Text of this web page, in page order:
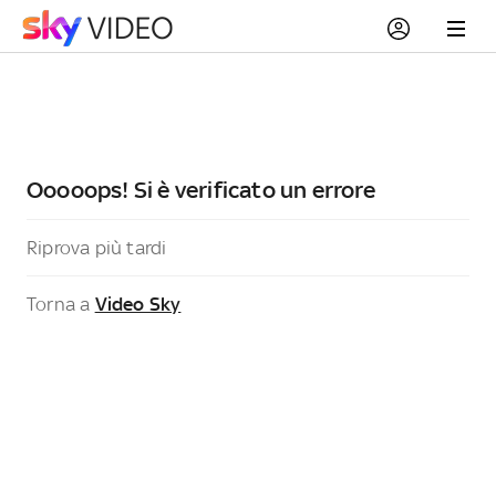
Ooooops! Si è verificato un errore
Riprova più tardi
Torna a Video Sky